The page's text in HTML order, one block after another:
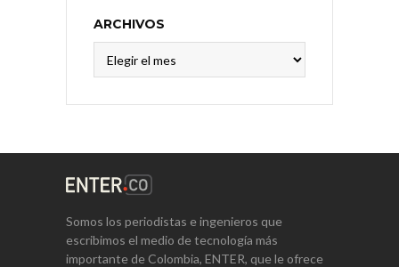
ARCHIVOS
Somos los periodistas e ingenieros que
escribimos el medio de tecnología más
importante de Colombia, ENTER, que le ofrece